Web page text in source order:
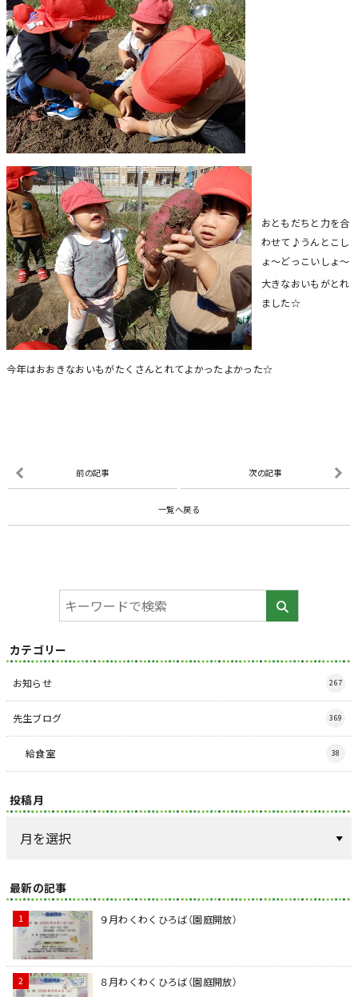
おともだちと力を合
わせて♪うんとこし
ょ～どっこいしょ～
大きなおいもがとれ
ました☆
今年はおおきなおいもがたくさんとれてよかったよかった☆
前の記事 次の記事
一覧へ戻る
カテゴリー
お知らせ 267
先生ブログ 369
給食室 38
投稿月
最新の記事
９月わくわくひろば（園庭開放）
８月わくわくひろば（園庭開放）